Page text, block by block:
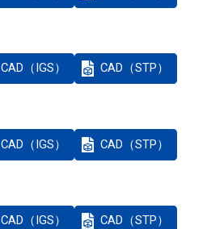
CAD（IGS） CAD（STP）
CAD（IGS） CAD（STP）
CAD（IGS） CAD（STP）